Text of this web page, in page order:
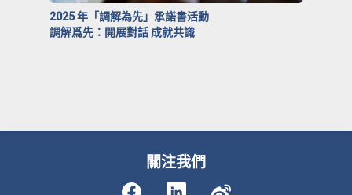
2025 年「調解為先」承諾書活動
調解爲先：開展對話 成就共識
關注我們